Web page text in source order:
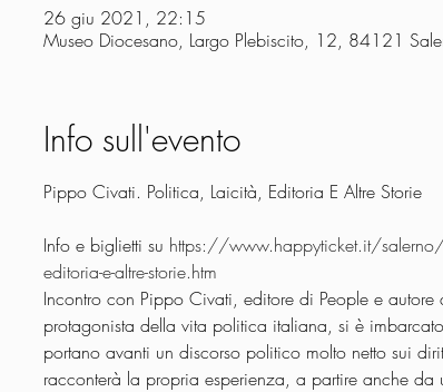
26 giu 2021, 22:15
Museo Diocesano, Largo Plebiscito, 12, 84121
Info sull'evento
Pippo Civati. Politica, Laicità, Editoria E Altre Storie
Info e biglietti su https://www.happyticket.it/
editoria-e-altre-storie.htm
Incontro con Pippo Civati, editore di People e
protagonista della vita politica italiana, si è
portano avanti un discorso politico molto netto sui
racconterà la propria esperienza, a partire anche